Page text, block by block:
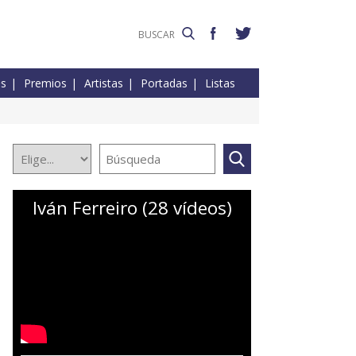
Premios Artistas Portadas Listas
Iván Ferreiro (28 vídeos)